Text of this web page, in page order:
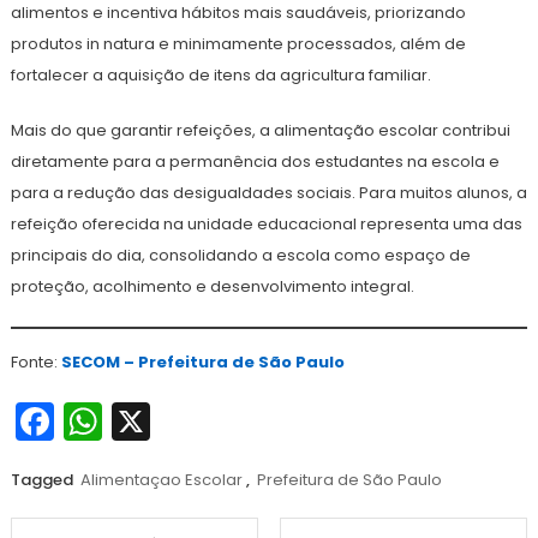
alimentos e incentiva hábitos mais saudáveis, priorizando
produtos in natura e minimamente processados, além de
fortalecer a aquisição de itens da agricultura familiar.
Mais do que garantir refeições, a alimentação escolar contribui
diretamente para a permanência dos estudantes na escola e
para a redução das desigualdades sociais. Para muitos alunos, a
refeição oferecida na unidade educacional representa uma das
principais do dia, consolidando a escola como espaço de
proteção, acolhimento e desenvolvimento integral.
Fonte: SECOM – Prefeitura de São Paulo
Facebook
WhatsApp
X
Tagged Alimentaçao Escolar, Prefeitura de São Paulo